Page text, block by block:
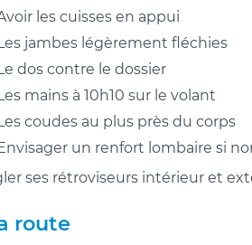
les cuisses en appui
jambes légèrement fléchies
dos contre le dossier
mains à 10h10 sur le volant
coudes au plus près du corps
un renfort lombaire si
ses rétroviseurs intérieur et
route